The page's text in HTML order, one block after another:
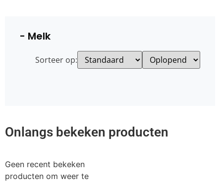
- Melk
Sorteer op:
Onlangs bekeken producten
Geen recent bekeken
producten om weer te